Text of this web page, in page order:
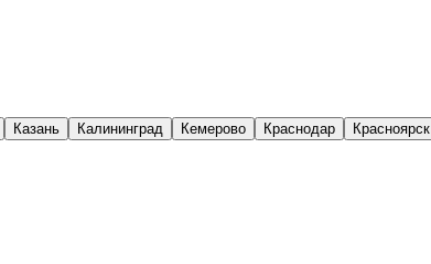
Казань Калининград Кемерово Краснодар Красноярск